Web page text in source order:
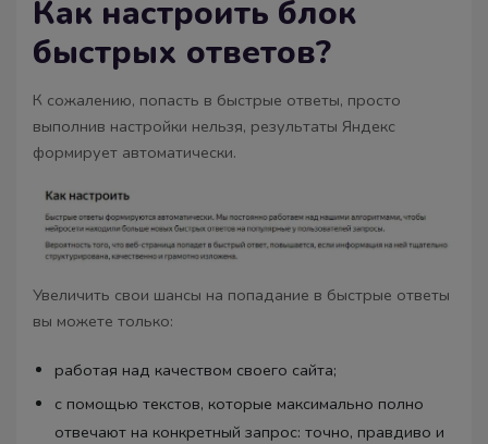
Как настроить блок
быстрых ответов?
К сожалению, попасть в быстрые ответы, просто
выполнив настройки нельзя, результаты Яндекс
формирует автоматически.
Увеличить свои шансы на попадание в быстрые ответы
вы можете только:
работая над качеством своего сайта;
с помощью текстов, которые максимально полно
отвечают на конкретный запрос: точно, правдиво и